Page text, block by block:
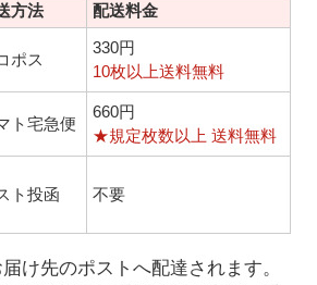
方法 配送料金
ポス
330円
10枚以上送料無料
ト宅急便
660円
★規定枚数以上 送料無料
ト投函 不要
け先のポストへ配達されます。